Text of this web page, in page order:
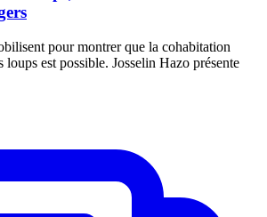
pour montrer que la cohabitation
loups est possible. Josselin Hazo présente